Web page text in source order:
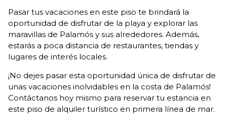
Pasar tus vacaciones en este piso te brindará la
oportunidad de disfrutar de la playa y explorar las
maravillas de Palamós y sus alrededores. Además,
estarás a poca distancia de restaurantes, tiendas y
lugares de interés locales.
¡No dejes pasar esta oportunidad única de disfrutar de
unas vacaciones inolvidables en la costa de Palamós!
Contáctanos hoy mismo para reservar tu estancia en
este piso de alquiler turístico en primera línea de mar.